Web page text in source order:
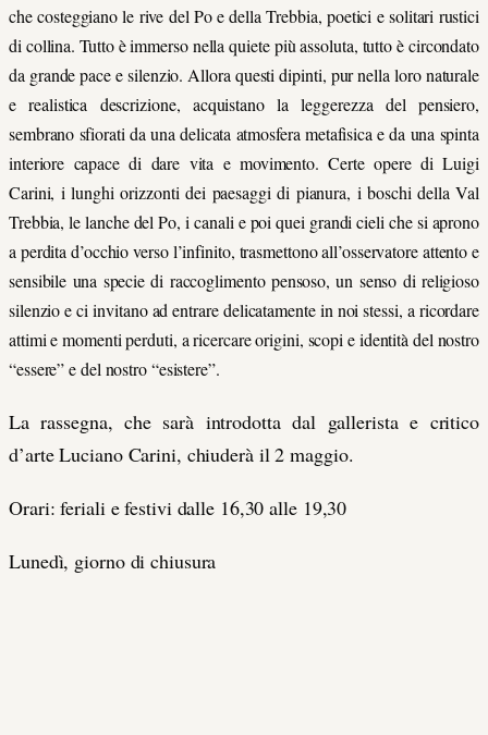
che costeggiano le rive del Po e della Trebbia, poetici e solitari rustici
di collina. Tutto è immerso nella quiete più assoluta, tutto è circondato
da grande pace e silenzio. Allora questi dipinti, pur nella loro naturale
e realistica descrizione, acquistano la leggerezza del pensiero,
sembrano sfiorati da una delicata atmosfera metafisica e da una spinta
interiore capace di dare vita e movimento. Certe opere di Luigi
Carini, i lunghi orizzonti dei paesaggi di pianura, i boschi della Val
Trebbia, le lanche del Po, i canali e poi quei grandi cieli che si aprono
a perdita d’occhio verso l’infinito, trasmettono all’osservatore attento e
sensibile una specie di raccoglimento pensoso, un senso di religioso
silenzio e ci invitano ad entrare delicatamente in noi stessi, a ricordare
attimi e momenti perduti, a ricercare origini, scopi e identità del nostro
“essere” e del nostro “esistere”.
La rassegna, che sarà introdotta dal gallerista e critico
d’arte Luciano Carini, chiuderà il 2 maggio.
Orari: feriali e festivi dalle 16,30 alle 19,30
Lunedì, giorno di chiusura